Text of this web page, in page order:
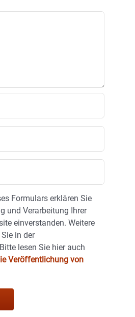
Formulars erklären Sie
und Verarbeitung Ihrer
einverstanden. Weitere
in der
Bitte lesen Sie hier auch
Veröffentlichung von